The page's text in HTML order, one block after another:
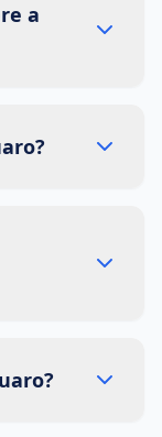
a